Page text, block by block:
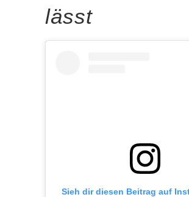
lässt
Sieh dir diesen Beitrag auf